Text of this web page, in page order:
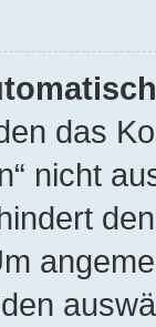
das
nicht